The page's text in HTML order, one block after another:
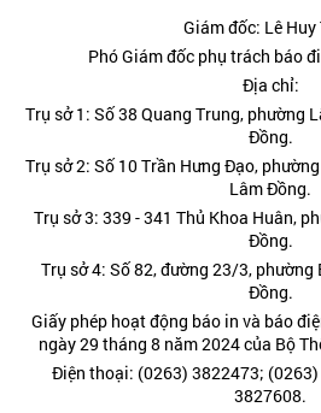
Giám đốc: Lê Huy
Phó Giám đốc phụ trách báo
Địa chỉ:
Trụ sở 1: Số 38 Quang Trung, phường
Đồng.
Trụ sở 2: Số 10 Trần Hưng Đạo,
Lâm Đồng.
Trụ sở 3: 339 - 341 Thủ Khoa Huân,
Đồng.
Trụ sở 4: Số 82, đường 23/3,
Đồng.
Giấy phép hoạt động báo in và báo
ngày 29 tháng 8 năm 2024 của Bộ
Điện thoại: (0263) 3822473;
3827608.